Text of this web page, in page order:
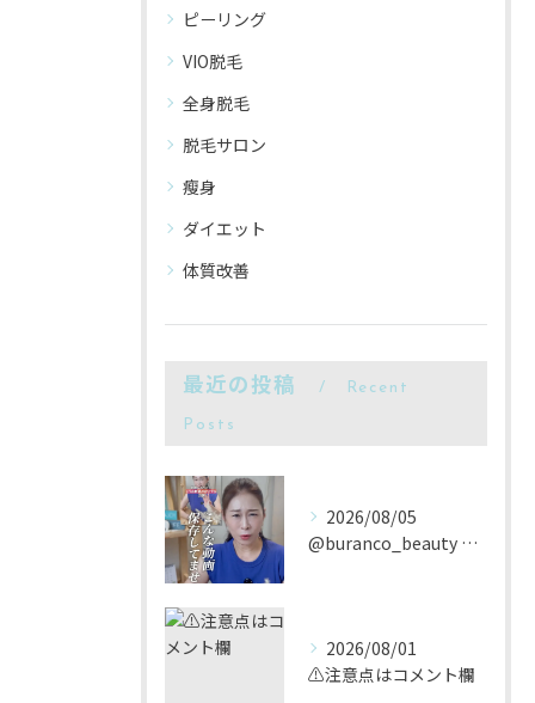
ピーリング
VIO脱毛
全身脱毛
脱毛サロン
瘦身
ダイエット
体質改善
最近の投稿 Recent
Posts
2026/08/05
@buranco_beauty 歴12年の知見と根本美容💆‍...
2026/08/01
⚠️注意点はコメント欄